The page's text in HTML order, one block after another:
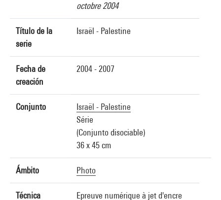
octobre 2004
Título de la
serie
Israël - Palestine
Fecha de
creación
2004 - 2007
Conjunto
Israël - Palestine
Série
(Conjunto disociable)
36 x 45 cm
Ámbito Photo
Técnica Epreuve numérique à jet d'encre